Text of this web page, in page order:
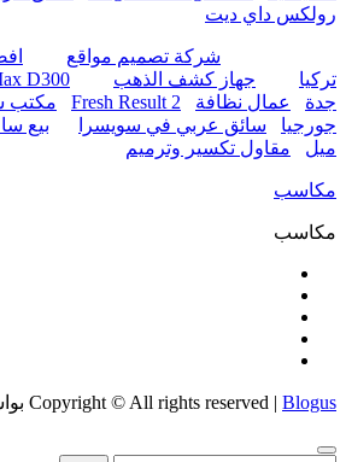
رولكس داي ديت
شركة تصميم مواقع
تركيا
جهاز كشف الذهب D300
جدة
عمال نظافة Fresh Result 2
مكتب
جورجيا
سائق عربي في سويسرا
بيع
ميل
مقاول تكسير وترميم
مكاسب
مكاسب
Copyright © All rights reserved Blogus